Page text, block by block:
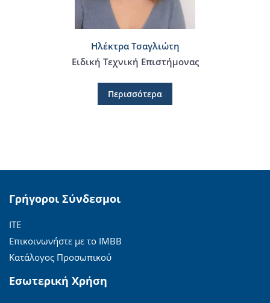
Ηλέκτρα Τσαγλιώτη
Ειδική Τεχνική Επιστήμονας
Περισσότερα
Γρήγοροι Σύνδεσμοι
ΙΤΕ
Επικοινωνήστε με το ΙΜΒΒ
Κατάλογος Προσωπικού
Εσωτερική Χρήση